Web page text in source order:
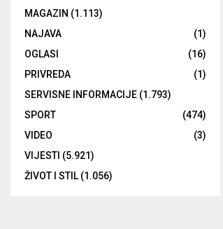
MAGAZIN (1.113)
NAJAVA
(1)
OGLASI
(16)
PRIVREDA
(1)
SERVISNE INFORMACIJE (1.793)
SPORT
(474)
VIDEO
(3)
VIJESTI (5.921)
ŽIVOT I STIL(1.056)